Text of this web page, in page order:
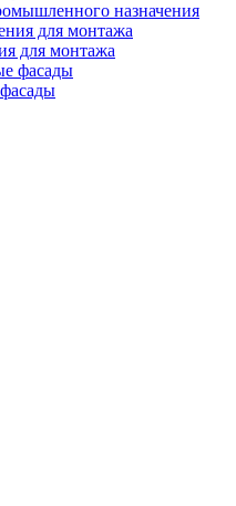
назначения
для монтажа